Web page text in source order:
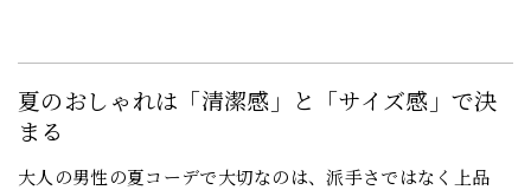
夏のおしゃれは「清潔感」と「サイズ感」で決
まる
大人の男性の夏コーデで大切なのは、派手さではなく上品